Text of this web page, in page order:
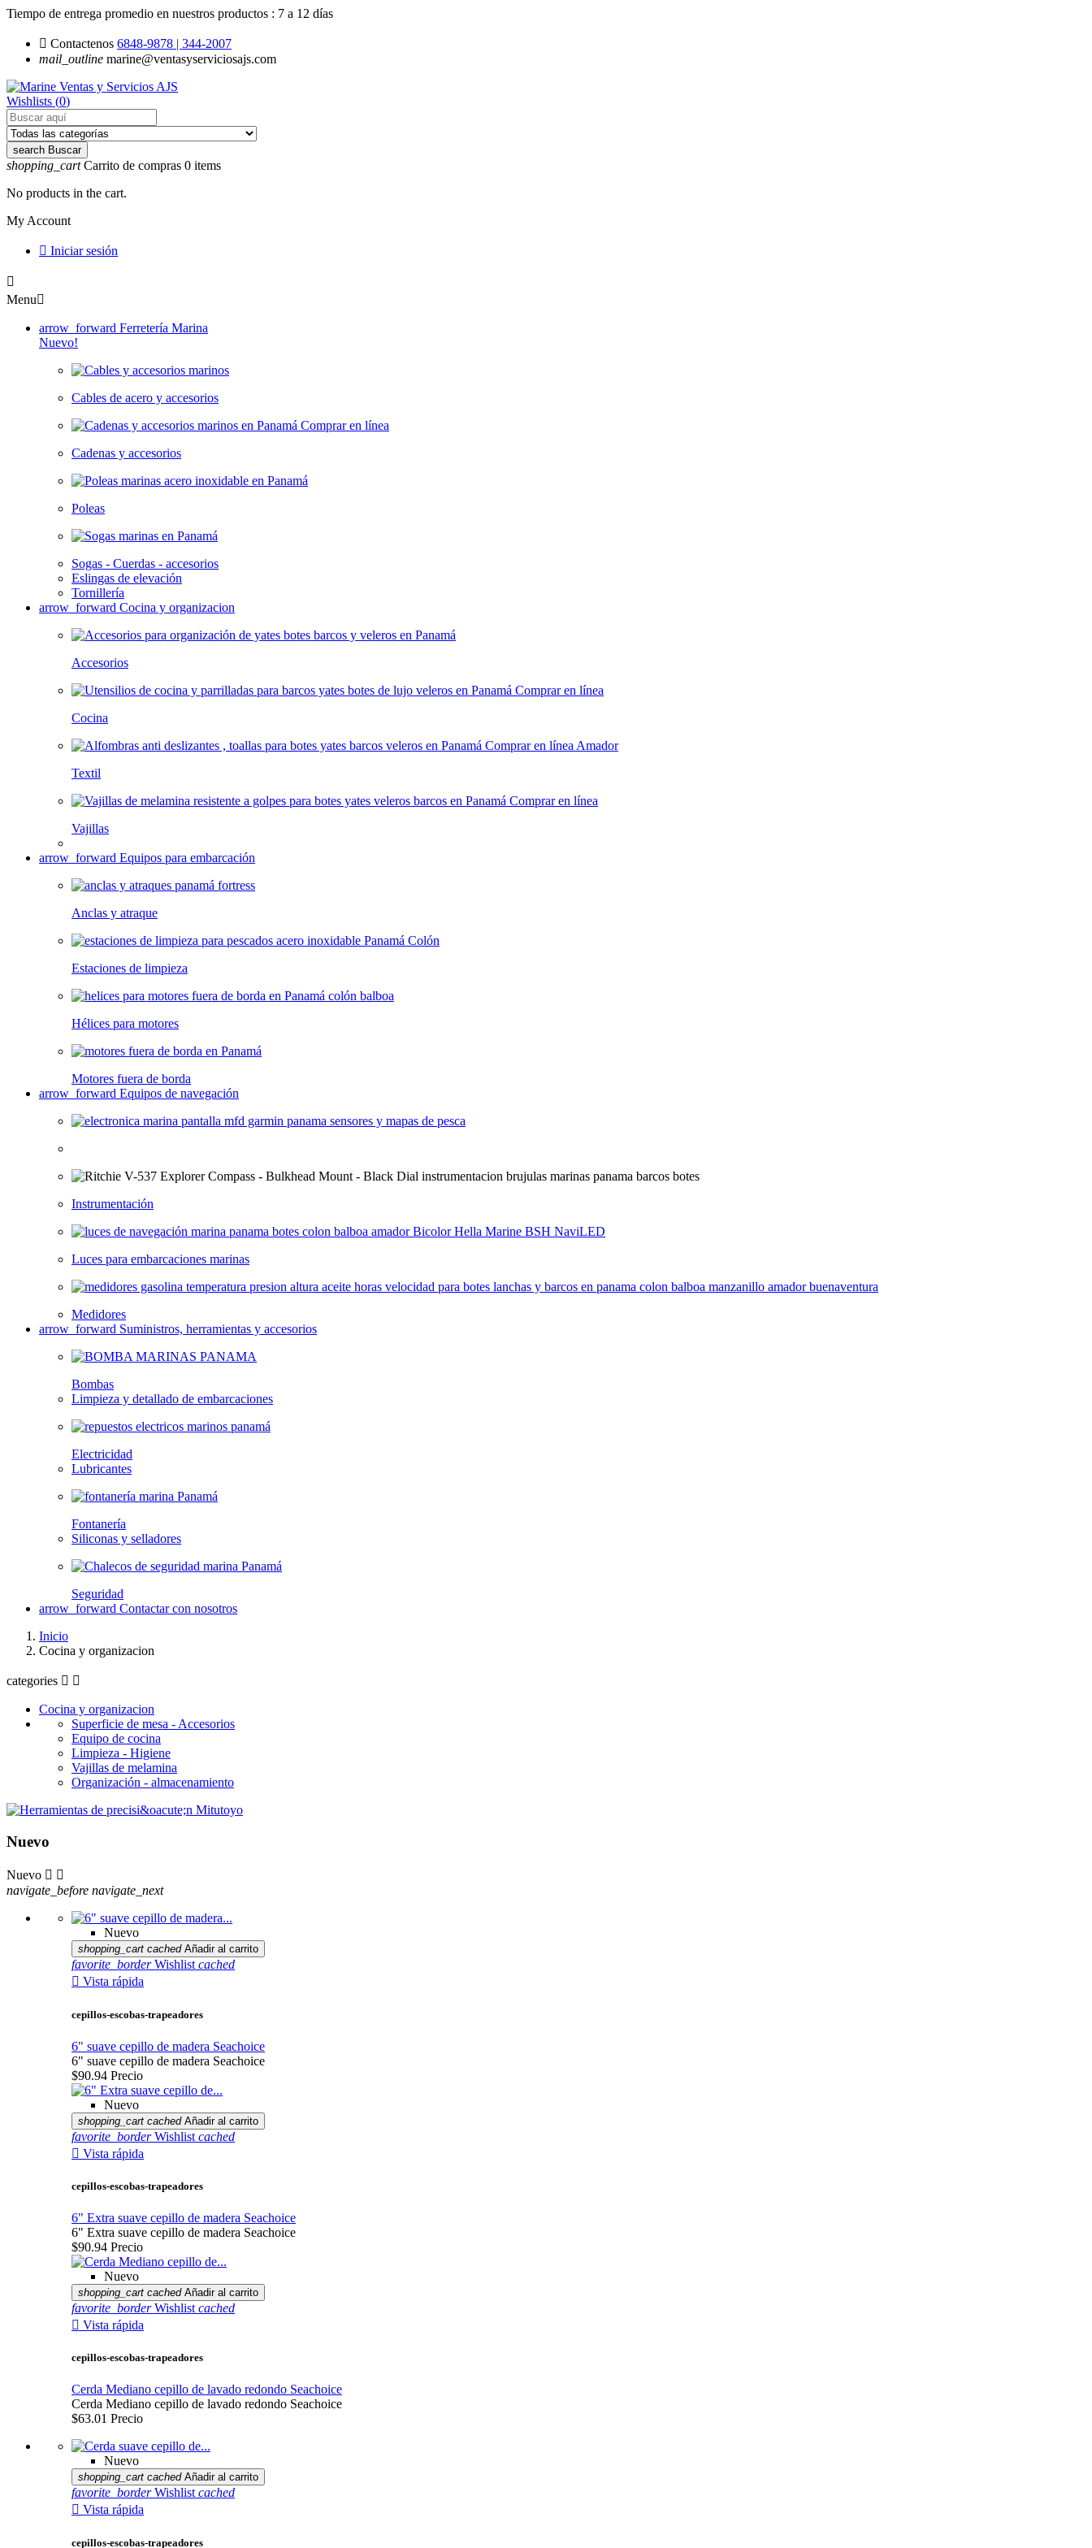
Tiempo de entrega promedio en nuestros productos : 7 a 12 días
 Contactenos 6848-9878 | 344-2007
mail_outline marine@ventasyserviciosajs.com
Wishlists (0)
search Buscar
shopping_cart Carrito de compras 0 items
No products in the cart.
My Account
 Iniciar sesión

Menu
arrow_forward Ferretería Marina
Nuevo!
Cables de acero y accesorios
Cadenas y accesorios
Poleas
Sogas - Cuerdas - accesorios
Eslingas de elevación
Tornillería
arrow_forward Cocina y organizacion
Accesorios
Cocina
Textil
Vajillas
arrow_forward Equipos para embarcación
Anclas y atraque
Estaciones de limpieza
Hélices para motores
Motores fuera de borda
arrow_forward Equipos de navegación
Instrumentación
Luces para embarcaciones marinas
Medidores
arrow_forward Suministros, herramientas y accesorios
Bombas
Limpieza y detallado de embarcaciones
Electricidad
Lubricantes
Fontanería
Siliconas y selladores
Seguridad
arrow_forward Contactar con nosotros
Inicio
Cocina y organizacion
categories  
Cocina y organizacion
Superficie de mesa - Accesorios
Equipo de cocina
Limpieza - Higiene
Vajillas de melamina
Organización - almacenamiento
Nuevo
Nuevo  
navigate_before navigate_next
Nuevo
shopping_cart cached Añadir al carrito
favorite_border Wishlist cached
 Vista rápida
cepillos-escobas-trapeadores
6" suave cepillo de madera Seachoice
6" suave cepillo de madera Seachoice
$90.94 Precio
Nuevo
shopping_cart cached Añadir al carrito
favorite_border Wishlist cached
 Vista rápida
cepillos-escobas-trapeadores
6" Extra suave cepillo de madera Seachoice
6" Extra suave cepillo de madera Seachoice
$90.94 Precio
Nuevo
shopping_cart cached Añadir al carrito
favorite_border Wishlist cached
 Vista rápida
cepillos-escobas-trapeadores
Cerda Mediano cepillo de lavado redondo Seachoice
Cerda Mediano cepillo de lavado redondo Seachoice
$63.01 Precio
Nuevo
shopping_cart cached Añadir al carrito
favorite_border Wishlist cached
 Vista rápida
cepillos-escobas-trapeadores